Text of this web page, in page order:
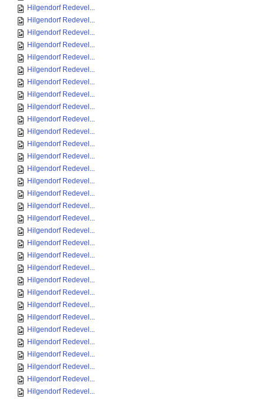
Hilgendorf Redevel...
Hilgendorf Redevel...
Hilgendorf Redevel...
Hilgendorf Redevel...
Hilgendorf Redevel...
Hilgendorf Redevel...
Hilgendorf Redevel...
Hilgendorf Redevel...
Hilgendorf Redevel...
Hilgendorf Redevel...
Hilgendorf Redevel...
Hilgendorf Redevel...
Hilgendorf Redevel...
Hilgendorf Redevel...
Hilgendorf Redevel...
Hilgendorf Redevel...
Hilgendorf Redevel...
Hilgendorf Redevel...
Hilgendorf Redevel...
Hilgendorf Redevel...
Hilgendorf Redevel...
Hilgendorf Redevel...
Hilgendorf Redevel...
Hilgendorf Redevel...
Hilgendorf Redevel...
Hilgendorf Redevel...
Hilgendorf Redevel...
Hilgendorf Redevel...
Hilgendorf Redevel...
Hilgendorf Redevel...
Hilgendorf Redevel...
Hilgendorf Redevel...